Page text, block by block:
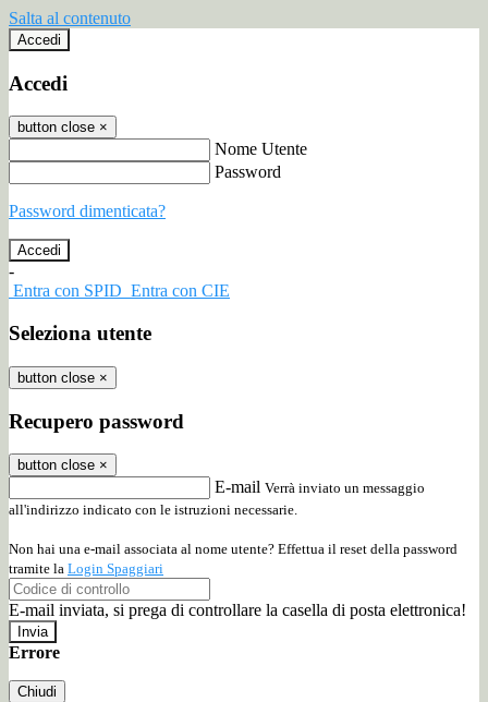
Salta al contenuto
Accedi
Accedi
button close ×
Nome Utente
Password
Password dimenticata?
-
Entra con SPID Entra con CIE
Seleziona utente
button close ×
Recupero password
button close ×
E-mail Verrà inviato un messaggio
all'indirizzo indicato con le istruzioni necessarie.
Non hai una e-mail associata al nome utente? Effettua il reset della password
tramite la Login Spaggiari
E-mail inviata, si prega di controllare la casella di posta elettronica!
Errore
Chiudi